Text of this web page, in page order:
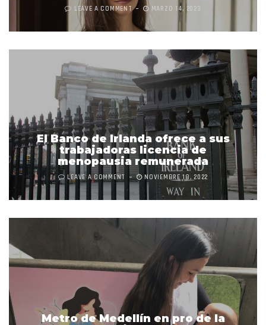
LEAVE A COMMENT MARZO 14, 2023
El Banco de Irlanda ofrece a sus
trabajadoras licencia de
menopausia remunerada
LEAVE A COMMENT NOVIEMBRE 18, 2022
Metro de Medellín en pro de la